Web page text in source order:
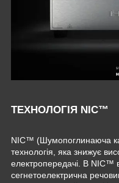
ТЕХНОЛОГІЯ NIC™
NIC™ (Шумопоглинаюча
технологія, яка знижує
електропередачі. В NIC™
сегнетоелектрична